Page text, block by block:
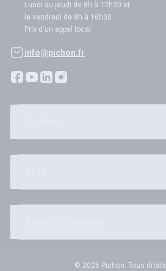
Lundi au jeudi de 8h à 17h30 et
le vendredi de 8h à 16h30
Prix d'un appel local
info@pichon.fr
© 2026 Pichon. Tous